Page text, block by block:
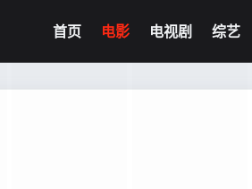
首页 电影 电视剧 综艺